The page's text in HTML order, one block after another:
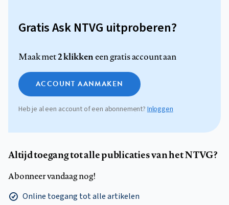
Gratis Ask NTVG uitproberen?
Maak met2 klikkeneen gratis account aan
ACCOUNT AANMAKEN
Heb je al een account of een abonnement? Inloggen
Altijd toegang tot alle publicaties van het NTVG?
Abonneer vandaag nog!
Online toegang tot alle artikelen